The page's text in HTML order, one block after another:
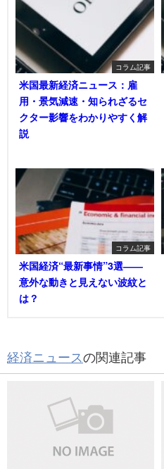
コラム記事
米国最新経済ニュース：雇
用・景気減速・知られざるセ
クター影響をわかりやすく解
説
コラム記事
米国経済“最新事情”3選――
意外な動きと見えない波紋と
は？
経済ニュースの関連記事